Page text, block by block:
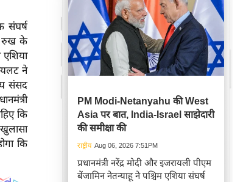
संघर्ष
रुख के
एशिया
ने
संसद
कि
कि
PM Modi-Netanyahu की West
Asia पर बात, India-Israel साझेदारी
की समीक्षा की
राष्ट्रीय Aug 06, 2026 7:51PM
प्रधानमंत्री नरेंद्र मोदी और इजरायली पीएम
बेंजामिन नेतन्याहू ने पश्चिम एशिया संघर्ष